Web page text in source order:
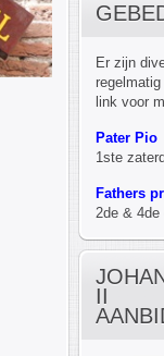
Er zijn
link voor
Pater Pio
1ste
Fathers
2de & 4de
II